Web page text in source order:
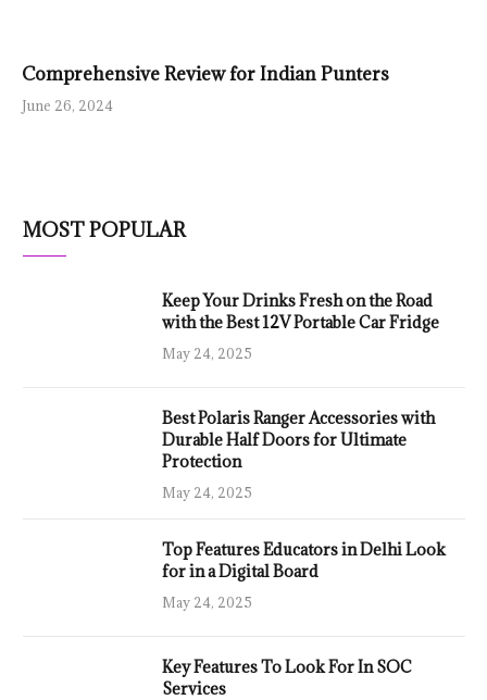
Comprehensive Review for Indian Punters
June 26, 2024
MOST POPULAR
Keep Your Drinks Fresh on the Road
with the Best 12V Portable Car Fridge
May 24, 2025
Best Polaris Ranger Accessories with
Durable Half Doors for Ultimate
Protection
May 24, 2025
Top Features Educators in Delhi Look
for in a Digital Board
May 24, 2025
Key Features To Look For In SOC
Services